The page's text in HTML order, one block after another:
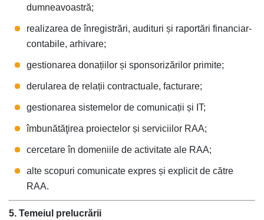
dumneavoastră;
realizarea de înregistrări, audituri și raportări financiar-
contabile, arhivare;
gestionarea donațiilor și sponsorizărilor primite;
derularea de relații contractuale, facturare;
gestionarea sistemelor de comunicații și IT;
îmbunătăţirea proiectelor și serviciilor RAA;
cercetare în domeniile de activitate ale RAA;
alte scopuri comunicate expres și explicit de către
RAA.
5. Temeiul prelucrării